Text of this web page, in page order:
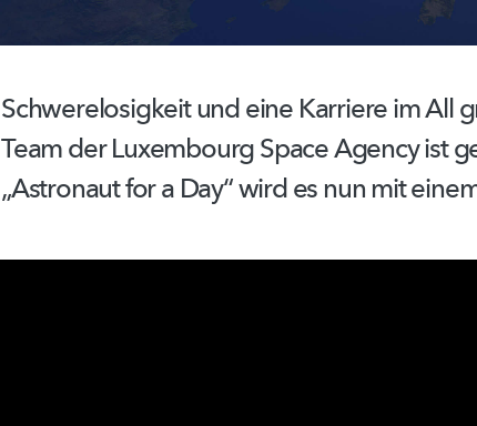
Schwerelosigkeitund eine Karriere im All
Team der Luxembourg Space Agency ist
„Astronaut for a Day“ wird es nun mit